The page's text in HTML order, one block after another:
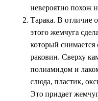
невероятно похож
Тарака. В отличие
этого жемчуга
который
раковин. Сверху
полиамидом и
слюда, пластик,
Это придает